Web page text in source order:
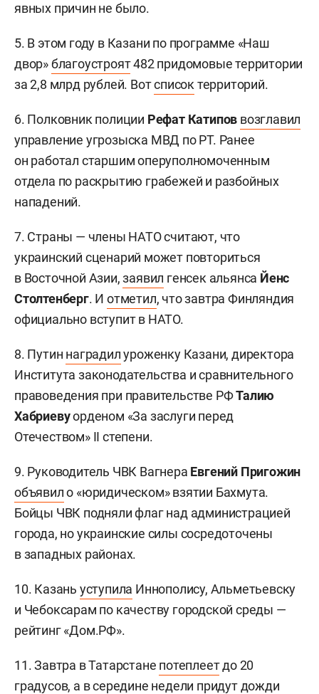
явных причин не было.
5. В этом году в Казани по программе «Наш
двор»благоустроят482 придомовые территории
за 2,8 млрд рублей. Вотсписок территорий.
6. Полковник полиции Рефат Катипов возглавил
управление угрозыска МВД по РТ. Ранее
он работал старшим оперуполномоченным
отдела по раскрытию грабежей и разбойных
нападений.
7. Страны — члены НАТО считают, что
украинский сценарий может повториться
в Восточной Азии,заявил генсек альянса Йенс
Столтенберг. Иотметил, что завтра Финляндия
официально вступит в НАТО.
8. Путин наградилуроженку Казани, директора
Института законодательства и сравнительного
правоведения при правительстве РФТалию
Хабриевуорденом «За заслуги перед
Отечеством» II степени.
9. Руководитель ЧВК Вагнера Евгений Пригожин
объявило «юридическом» взятии Бахмута.
Бойцы ЧВК подняли флаг над администрацией
города, но украинские силы сосредоточены
в западных районах.
10. Казань уступила Иннополису, Альметьевску
и Чебоксарам по качеству городской среды —
рейтинг «Дом.РФ».
11. Завтра в Татарстане потеплеетдо 20
градусов, а в середине недели придут дожди